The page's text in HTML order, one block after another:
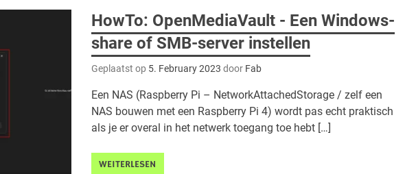
HowTo: OpenMediaVault - Een Windows-
share of SMB-server instellen
Geplaatst op 5. February 2023 door Fab
Een NAS (Raspberry Pi – NetworkAttachedStorage / zelf een
NAS bouwen met een Raspberry Pi 4) wordt pas echt praktisch
als je er overal in het netwerk toegang toe hebt […]
WEITERLESEN